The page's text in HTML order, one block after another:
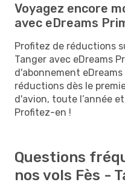
Voyagez encore
avec eDreams
Profitez de réductions
Tanger avec eDreams
d'abonnement
réductions dès le
d'avion, toute l’année
Profitez-en !
Questions
nos vols Fès -